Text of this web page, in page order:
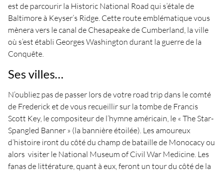
est de parcourir la Historic National Road qui s’étale de
Baltimore à Keyser’s Ridge. Cette route emblématique vous
mènera vers le canal de Chesapeake de Cumberland, la ville
où s’est établi Georges Washington durant la guerre de la
Conquête.
Ses villes…
N’oubliez pas de passer lors de votre road trip dans le comté
de Frederick et de vous recueillir sur la tombe de Francis
Scott Key, le compositeur de l’hymne américain, le « The Star-
Spangled Banner » (la bannière étoilée). Les amoureux
d’histoire iront du côté du champ de bataille de Monocacy ou
alors visiter le National Museum of Civil War Medicine. Les
fanas de littérature, quant à eux, feront un tour du côté de la